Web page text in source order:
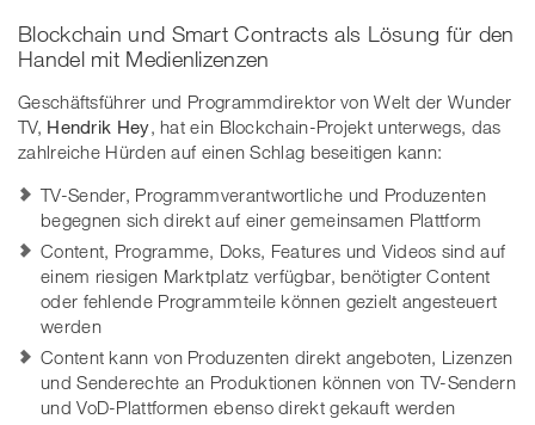
Blockchain und Smart Contracts als Lösung für den
Handel mit Medienlizenzen
Geschäftsführer und Programmdirektor von Welt der Wunder
TV, Hendrik Hey, hat ein Blockchain-Projekt unterwegs, das
zahlreiche Hürden auf einen Schlag beseitigen kann:
TV-Sender, Programmverantwortliche und Produzenten
begegnen sich direkt auf einer gemeinsamen Plattform
Content, Programme, Doks, Features und Videos sind auf
einem riesigen Marktplatz verfügbar, benötigter Content
oder fehlende Programmteile können gezielt angesteuert
werden
Content kann von Produzenten direkt angeboten, Lizenzen
und Senderechte an Produktionen können von TV-Sendern
und VoD-Plattformen ebenso direkt gekauft werden